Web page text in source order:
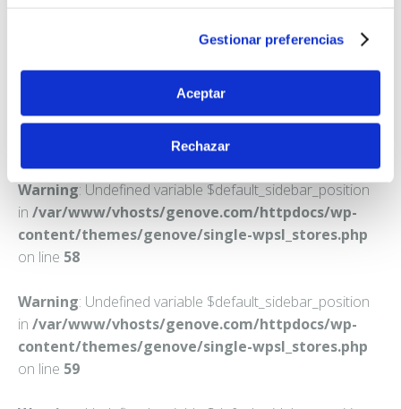
Gestionar preferencias
Aceptar
Rechazar
Warning: Undefined variable $default_sidebar_position
in /var/www/vhosts/genove.com/httpdocs/wp-
content/themes/genove/single-wpsl_stores.php
on line 58
Warning: Undefined variable $default_sidebar_position
in /var/www/vhosts/genove.com/httpdocs/wp-
content/themes/genove/single-wpsl_stores.php
on line 59